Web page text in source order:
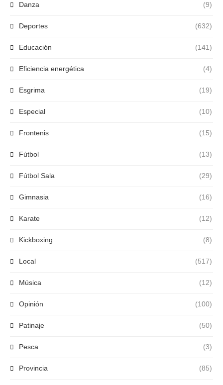
Danza (9)
Deportes (632)
Educación (141)
Eficiencia energética (4)
Esgrima (19)
Especial (10)
Frontenis (15)
Fútbol (13)
Fútbol Sala (29)
Gimnasia (16)
Karate (12)
Kickboxing (8)
Local (517)
Música (12)
Opinión (100)
Patinaje (50)
Pesca (3)
Provincia (85)